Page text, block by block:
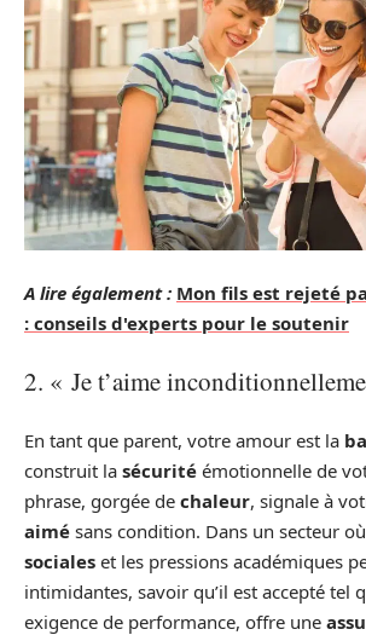
A lire également : Mon fils est rejeté
: conseils d'experts pour le soutenir
2. « Je t’aime
En tant que parent, votre amour est la
construit la sécurité émotionnelle de
phrase, gorgée de chaleur, signale à
aimé sans condition. Dans un secteur
sociales et les pressions académiques
intimidantes, savoir qu’il est accepté tel
exigence de performance, offre une